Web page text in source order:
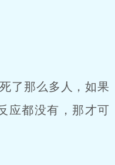
了那么多人，如果
应都没有，那才可